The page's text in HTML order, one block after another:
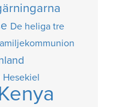
De heliga tre
Hesekiel